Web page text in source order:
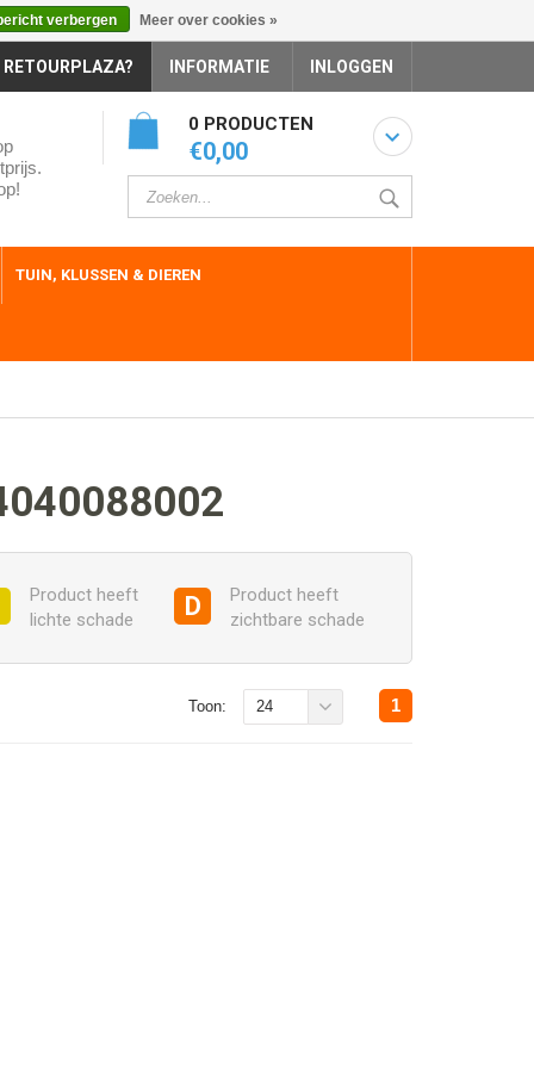
RETOURPLAZA? INFORMATIE INLOGGEN
0 PRODUCTEN
€0,00
TUIN, KLUSSEN & DIEREN
Product heeft
lichte schade
D
Product heeft
zichtbare schade
1
Toon: 24
verbergen Meer over cookies »